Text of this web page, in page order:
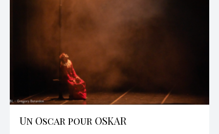
Un Oscar pour OSKAR